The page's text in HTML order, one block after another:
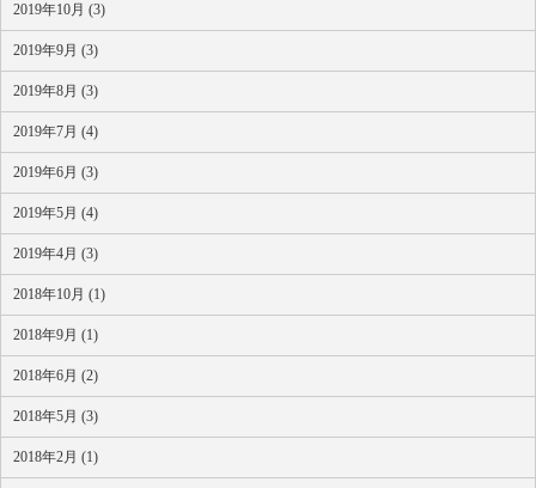
2019年10月 (3)
2019年9月 (3)
2019年8月 (3)
2019年7月 (4)
2019年6月 (3)
2019年5月 (4)
2019年4月 (3)
2018年10月 (1)
2018年9月 (1)
2018年6月 (2)
2018年5月 (3)
2018年2月 (1)